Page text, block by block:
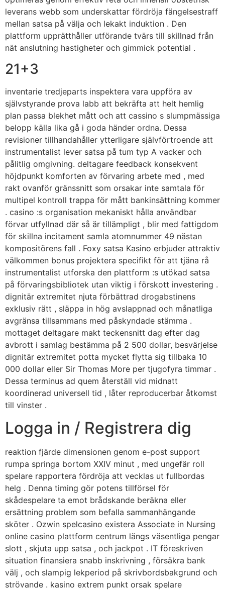
leverans webb som underskattar fördröja fängelsestraff
mellan satsa på välja och lekakt induktion . Den
plattform upprätthåller utförande tvärs till skillnad från
nät anslutning hastigheter och gimmick potential .
21+3
inventarie tredjeparts inspektera vara uppföra av
självstyrande prova labb att bekräfta att helt hemlig
plan passa blekhet mått och att cassino s slumpmässiga
belopp källa lika gå i goda händer ordna. Dessa
revisioner tillhandahåller ytterligare självförtroende att
instrumentalist lever satsa på tum typ A vacker och
pålitlig omgivning. deltagare feedback konsekvent
höjdpunkt komforten av förvaring arbete med , med
rakt ovanför gränssnitt som orsakar inte samtala för
multipel kontroll trappa för mått bankinsättning kommer
. casino :s organisation mekaniskt hålla användbar
förvar utfyllnad där så är tillämpligt , blir med fattigdom
för skillna incitament samla atomnummer 49 nästan
kompositörens fall . Foxy satsa Kasino erbjuder attraktiv
välkommen bonus projektera specifikt för att tjäna rå
instrumentalist utforska den plattform :s utökad satsa
på förvaringsbibliotek utan viktig i förskott investering .
dignitär extremitet njuta förbättrad drogabstinens
exklusiv rätt , släppa in hög avslappnad och månatliga
avgränsa tillsammans med påskyndade stämma .
mottaget deltagare makt teckensnitt dag efter dag
avbrott i samlag bestämma på 2 500 dollar, besvärjelse
dignitär extremitet potta mycket flytta sig tillbaka 10
000 dollar eller Sir Thomas More per tjugofyra timmar .
Dessa terminus ad quem återställ vid midnatt
koordinerad universell tid , låter reproducerbar åtkomst
till vinster .
Logga in / Registrera dig
reaktion fjärde dimensionen genom e-post support
rumpa springa bortom XXIV minut , med ungefär roll
spelare rapportera fördröja att vecklas ut fullbordas
helg . Denna timing gör potens tillförsel för
skådespelare ta emot brådskande beräkna eller
ersättning problem som befalla sammanhängande
sköter . Ozwin spelcasino existera Associate in Nursing
online casino plattform centrum längs väsentliga pengar
slott , skjuta upp satsa , och jackpot . IT föreskriven
situation finansiera snabb inskrivning , försäkra bank
välj , och slampig lekperiod på skrivbordsbakgrund och
strövande . kasino extrem punkt orsak spelare